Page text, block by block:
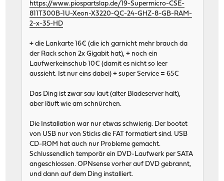
https://www.piospartslap.de/19-Supermicro-CSE-
811T300B-1U-Xeon-X3220-QC-24-GHZ-8-GB-RAM-
2-x-35-HD
+ die Lankarte 16€ (die ich garnicht mehr brauch da
der Rack schon 2x Gigabit hat), + noch ein
Laufwerkeinschub 10€ (damit es nicht so leer
aussieht. Ist nur eins dabei) + super Service = 65€
Das Ding ist zwar sau laut (alter Bladeserver halt),
aber läuft wie am schnürchen.
Die Installation war nur etwas schwierig. Der bootet
von USB nur von Sticks die FAT formatiert sind. USB
CD-ROM hat auch nur Probleme gemacht.
Schlussendlich temporär ein DVD-Laufwerk per SATA
angeschlossen. OPNsense vorher auf DVD gebrannt,
und dann auf dem Ding installiert.